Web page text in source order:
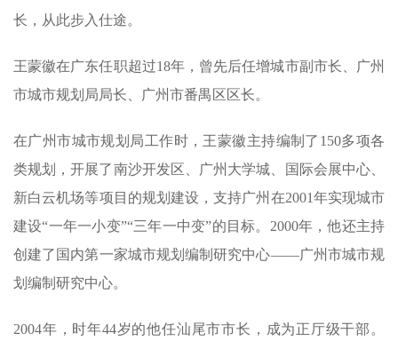
长，从此步入仕途。
王蒙徽在广东任职超过18年，曾先后任增城市副市长、广州
市城市规划局局长、广州市番禺区区长。
在广州市城市规划局工作时，王蒙徽主持编制了150多项各
类规划，开展了南沙开发区、广州大学城、国际会展中心、
新白云机场等项目的规划建设，支持广州在2001年实现城市
建设“一年一小变”“三年一中变”的目标。2000年，他还主持
创建了国内第一家城市规划编制研究中心——广州市城市规
划编制研究中心。
2004年，时年44岁的他任汕尾市市长，成为正厅级干部。